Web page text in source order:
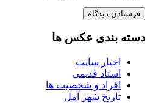
دسته بندی عکس ها
اخبار سایت
اسناد قدیمی
افراد و شخصیت ها
تاریخ شهر آمل